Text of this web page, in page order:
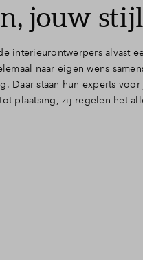
jouw stijl
interieurontwerpers alvast
naar eigen wens
Daar staan hun experts
tot plaatsing, zij regelen